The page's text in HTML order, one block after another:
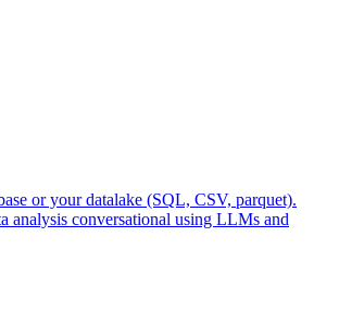
or your datalake (SQL, CSV, parquet).
analysis conversational using LLMs and